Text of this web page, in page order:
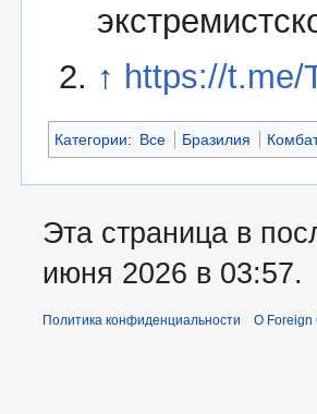
↑ https://t.me/
Категории: Все Бразилия
Эта страница в
июня 2026 в 03:57.
Политика конфиденциальности О Foreign